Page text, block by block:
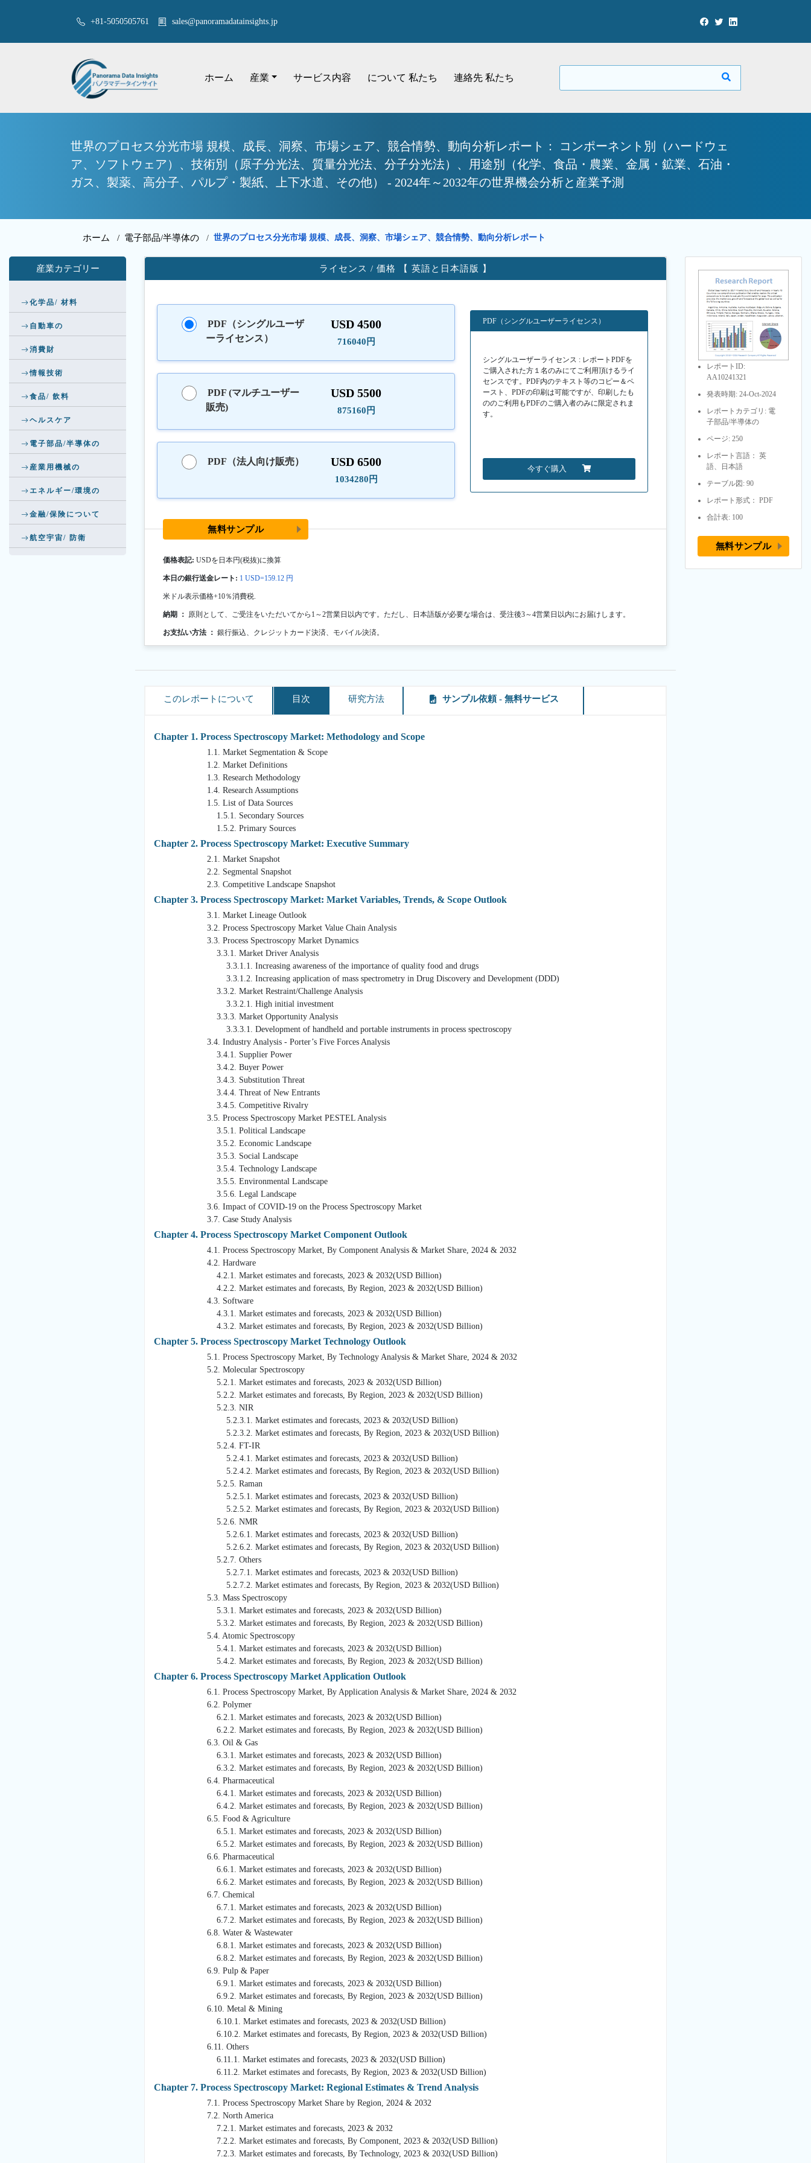
+81-5050505761 sales@panoramadatainsights.jp
ホーム 産業 サービス内容 について 私たち 連絡先 私たち
世界のプロセス分光市場 規模、成長、洞察、市場シェア、競合情勢、動向分析レポート： コンポーネント別（ハードウェ
ア、ソフトウェア）、技術別（原子分光法、質量分光法、分子分光法）、用途別（化学、食品・農業、金属・鉱業、石油・
ガス、製薬、高分子、パルプ・製紙、上下水道、その他） - 2024年～2032年の世界機会分析と産業予測
ホーム / 電子部品/半導体の / 世界のプロセス分光市場 規模、成長、洞察、市場シェア、競合情勢、動向分析レポート
産業カテゴリー
化学品/ 材料
自動車の
消費財
情報技術
食品/ 飲料
ヘルスケア
電子部品/半導体の
産業用機械の
エネルギー/環境の
金融/保険について
航空宇宙/ 防衛
ライセンス / 価格 【 英語と日本語版 】
PDF（シングルユーザ
ーライセンス）
USD 4500
716040円
PDF (マルチユーザー
販売)
USD 5500
875160円
PDF（法人向け販売） USD 6500
1034280円
PDF（シングルユーザーライセンス）
シングルユーザーライセンス : レポートPDFを
ご購入された方１名のみにてご利用頂けるライ
センスです。PDF内のテキスト等のコピー＆ペ
ースト、PDFの印刷は可能ですが、印刷したも
ののご利用もPDFのご購入者のみに限定されま
す。
今すぐ購入
無料サンプル
価格表記: USDを日本円(税抜)に換算
本日の銀行送金レート: 1 USD=159.12 円
米ドル表示価格+10％消費税.
納期 ： 原則として、ご受注をいただいてから1～2営業日以内です。ただし、日本語版が必要な場合は、受注後3～4営業日以内にお届けします。
お支払い方法 ： 銀行振込、クレジットカード決済、モバイル決済。
このレポートについて 目次 研究方法 サンプル依頼 - 無料サービス
Chapter 1. Process Spectroscopy Market: Methodology and Scope
1.1. Market Segmentation & Scope
1.2. Market Definitions
1.3. Research Methodology
1.4. Research Assumptions
1.5. List of Data Sources
1.5.1. Secondary Sources
1.5.2. Primary Sources
Chapter 2. Process Spectroscopy Market: Executive Summary
2.1. Market Snapshot
2.2. Segmental Snapshot
2.3. Competitive Landscape Snapshot
Chapter 3. Process Spectroscopy Market: Market Variables, Trends, & Scope Outlook
3.1. Market Lineage Outlook
3.2. Process Spectroscopy Market Value Chain Analysis
3.3. Process Spectroscopy Market Dynamics
3.3.1. Market Driver Analysis
3.3.1.1. Increasing awareness of the importance of quality food and drugs
3.3.1.2. Increasing application of mass spectrometry in Drug Discovery and Development (DDD)
3.3.2. Market Restraint/Challenge Analysis
3.3.2.1. High initial investment
3.3.3. Market Opportunity Analysis
3.3.3.1. Development of handheld and portable instruments in process spectroscopy
3.4. Industry Analysis - Porter’s Five Forces Analysis
3.4.1. Supplier Power
3.4.2. Buyer Power
3.4.3. Substitution Threat
3.4.4. Threat of New Entrants
3.4.5. Competitive Rivalry
3.5. Process Spectroscopy Market PESTEL Analysis
3.5.1. Political Landscape
3.5.2. Economic Landscape
3.5.3. Social Landscape
3.5.4. Technology Landscape
3.5.5. Environmental Landscape
3.5.6. Legal Landscape
3.6. Impact of COVID-19 on the Process Spectroscopy Market
3.7. Case Study Analysis
Chapter 4. Process Spectroscopy Market Component Outlook
4.1. Process Spectroscopy Market, By Component Analysis & Market Share, 2024 & 2032
4.2. Hardware
4.2.1. Market estimates and forecasts, 2023 & 2032(USD Billion)
4.2.2. Market estimates and forecasts, By Region, 2023 & 2032(USD Billion)
4.3. Software
4.3.1. Market estimates and forecasts, 2023 & 2032(USD Billion)
4.3.2. Market estimates and forecasts, By Region, 2023 & 2032(USD Billion)
Chapter 5. Process Spectroscopy Market Technology Outlook
5.1. Process Spectroscopy Market, By Technology Analysis & Market Share, 2024 & 2032
5.2. Molecular Spectroscopy
5.2.1. Market estimates and forecasts, 2023 & 2032(USD Billion)
5.2.2. Market estimates and forecasts, By Region, 2023 & 2032(USD Billion)
5.2.3. NIR
5.2.3.1. Market estimates and forecasts, 2023 & 2032(USD Billion)
5.2.3.2. Market estimates and forecasts, By Region, 2023 & 2032(USD Billion)
5.2.4. FT-IR
5.2.4.1. Market estimates and forecasts, 2023 & 2032(USD Billion)
5.2.4.2. Market estimates and forecasts, By Region, 2023 & 2032(USD Billion)
5.2.5. Raman
5.2.5.1. Market estimates and forecasts, 2023 & 2032(USD Billion)
5.2.5.2. Market estimates and forecasts, By Region, 2023 & 2032(USD Billion)
5.2.6. NMR
5.2.6.1. Market estimates and forecasts, 2023 & 2032(USD Billion)
5.2.6.2. Market estimates and forecasts, By Region, 2023 & 2032(USD Billion)
5.2.7. Others
5.2.7.1. Market estimates and forecasts, 2023 & 2032(USD Billion)
5.2.7.2. Market estimates and forecasts, By Region, 2023 & 2032(USD Billion)
5.3. Mass Spectroscopy
5.3.1. Market estimates and forecasts, 2023 & 2032(USD Billion)
5.3.2. Market estimates and forecasts, By Region, 2023 & 2032(USD Billion)
5.4. Atomic Spectroscopy
5.4.1. Market estimates and forecasts, 2023 & 2032(USD Billion)
5.4.2. Market estimates and forecasts, By Region, 2023 & 2032(USD Billion)
Chapter 6. Process Spectroscopy Market Application Outlook
6.1. Process Spectroscopy Market, By Application Analysis & Market Share, 2024 & 2032
6.2. Polymer
6.2.1. Market estimates and forecasts, 2023 & 2032(USD Billion)
6.2.2. Market estimates and forecasts, By Region, 2023 & 2032(USD Billion)
6.3. Oil & Gas
6.3.1. Market estimates and forecasts, 2023 & 2032(USD Billion)
6.3.2. Market estimates and forecasts, By Region, 2023 & 2032(USD Billion)
6.4. Pharmaceutical
6.4.1. Market estimates and forecasts, 2023 & 2032(USD Billion)
6.4.2. Market estimates and forecasts, By Region, 2023 & 2032(USD Billion)
6.5. Food & Agriculture
6.5.1. Market estimates and forecasts, 2023 & 2032(USD Billion)
6.5.2. Market estimates and forecasts, By Region, 2023 & 2032(USD Billion)
6.6. Pharmaceutical
6.6.1. Market estimates and forecasts, 2023 & 2032(USD Billion)
6.6.2. Market estimates and forecasts, By Region, 2023 & 2032(USD Billion)
6.7. Chemical
6.7.1. Market estimates and forecasts, 2023 & 2032(USD Billion)
6.7.2. Market estimates and forecasts, By Region, 2023 & 2032(USD Billion)
6.8. Water & Wastewater
6.8.1. Market estimates and forecasts, 2023 & 2032(USD Billion)
6.8.2. Market estimates and forecasts, By Region, 2023 & 2032(USD Billion)
6.9. Pulp & Paper
6.9.1. Market estimates and forecasts, 2023 & 2032(USD Billion)
6.9.2. Market estimates and forecasts, By Region, 2023 & 2032(USD Billion)
6.10. Metal & Mining
6.10.1. Market estimates and forecasts, 2023 & 2032(USD Billion)
6.10.2. Market estimates and forecasts, By Region, 2023 & 2032(USD Billion)
6.11. Others
6.11.1. Market estimates and forecasts, 2023 & 2032(USD Billion)
6.11.2. Market estimates and forecasts, By Region, 2023 & 2032(USD Billion)
Chapter 7. Process Spectroscopy Market: Regional Estimates & Trend Analysis
7.1. Process Spectroscopy Market Share by Region, 2024 & 2032
7.2. North America
7.2.1. Market estimates and forecasts, 2023 & 2032
7.2.2. Market estimates and forecasts, By Component, 2023 & 2032(USD Billion)
7.2.3. Market estimates and forecasts, By Technology, 2023 & 2032(USD Billion)
レポートID:
AA10241321
発表時期: 24-Oct-2024
レポートカテゴリ: 電
子部品/半導体の
ページ: 250
レポート言語： 英
語、日本語
テーブル図: 90
レポート形式： PDF
合計表: 100
無料サンプル